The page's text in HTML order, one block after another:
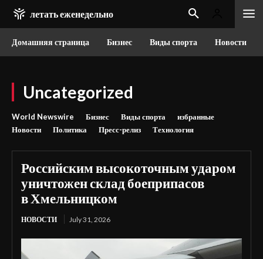
летать еженедельно
Домашняя страница Бизнес Виды спорта Новости
Uncategorized
World Newswire Бизнес Виды спорта
избранные
Новости
Политика Пресс-релиз Технология
Российским высокоточным ударом
уничтожен склад боеприпасов
в Хмельницком
НОВОСТИ July 31, 2026